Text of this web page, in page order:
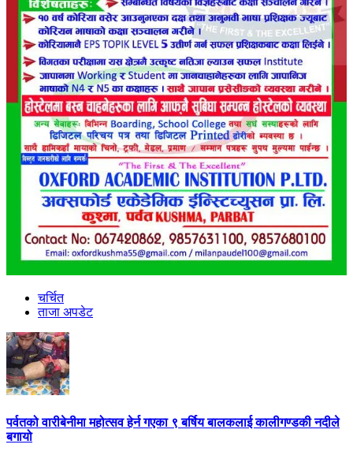
चर्चित
ताजा अपडेट
पर्वतको वारीबेनीमा महोत्सव हेर्न गएका ९ बर्षिय बालकलाई कालीगण्डकी नदीले
बगायो